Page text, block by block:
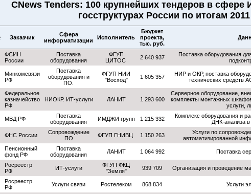
CNews Tenders: 100 крупнейших тендеров в
госструктурах России по итогам
Заказчик
Сфера
информатизации
Исполнитель
Бюджет
проекта,
тыс. руб.
ФСИН
России
Поставка
оборудования
ФГУП
ЦИТОС
2 640 937
Поставка оборудования
Минкомсвязи
РФ
Поставка
оборудования и
ПО.
ФГУП НИИ
"Восход"
1 605 357
НИР и ОКР, поставка
технических средств
Федеральное
казначейство
РФ
НИОКР. ИТ-услуги ЛАНИТ 1 293 600
Серверное оборудование,
комплекты монтажных
услуги,
МВД РФ
Поставка
оборудования
ИМДЖИ групп 1 215 332
Комплекс оборудования и
ДНК-анализа в
ФНС России
Сопровождение
ПО
ФГУП ГНИВЦ 1 150 263
Услуги по
автоматизированной
Пенсионный
фонд РФ
Поставка
оборудования
ЛАНИТ 1 064 992 Поставка
Росреестр
РФ
ИТ-услуги
ФГУП ФКЦ
"Земля"
939 709 Организация и проведение
Росреестр
РФ
Услуги связи Ростелеком 868 834 Услуги